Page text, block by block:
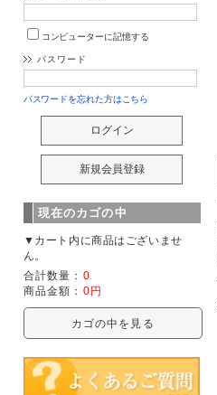
コンピューターに記憶する
パスワード
パスワードを忘れた方はこちら
現在のカゴの中
▼カート内に商品はございませ
ん。
合計数量： 0
商品金額： 0円
カゴの中を見る